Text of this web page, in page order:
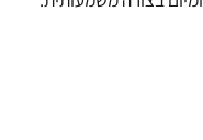
מיותר, בלי מקום
משמעותית.